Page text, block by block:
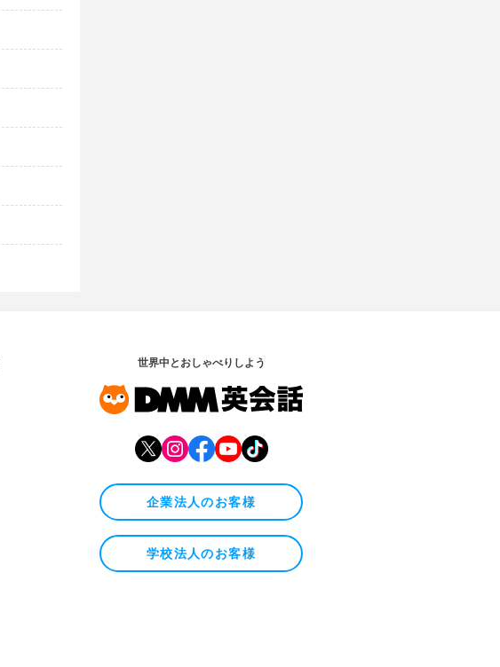
世界中とおしゃべりしよう
企業法人のお客様
学校法人のお客様